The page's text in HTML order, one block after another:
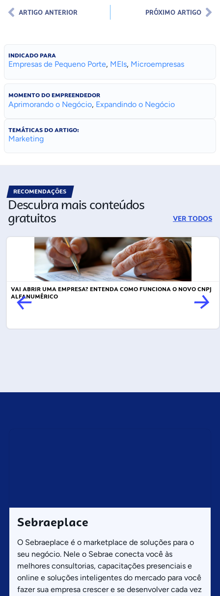
INDICADO PARA
Empresas de Pequeno Porte, MEIs, Microempresas
MOMENTO DO EMPREENDEDOR
Aprimorando o Negócio, Expandindo o Negócio
TEMÁTICAS DO ARTIGO:
Marketing
ARTIGO ANTERIOR PRÓXIMO ARTIGO
RECOMENDAÇÕES
Descubra mais conteúdos
gratuitos VER TODOS
VAI ABRIR UMA EMPRESA? ENTENDA COMO FUNCIONA O NOVO CNPJ
ALFANUMÉRICO
Sebraeplace
O Sebraeplace é o marketplace de soluções para o
seu negócio. Nele o Sebrae conecta você às
melhores consultorias, capacitações presenciais e
online e soluções inteligentes do mercado para você
fazer sua empresa crescer e se desenvolver cada vez